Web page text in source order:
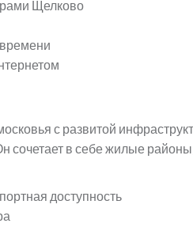
Щелково
с развитой
сочетает в себе жилые
доступность